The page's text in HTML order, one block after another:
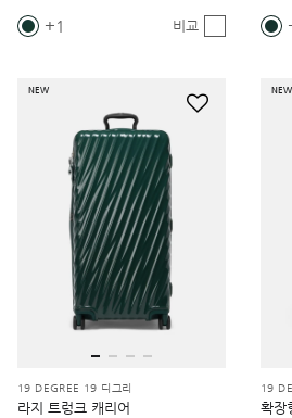
1 비교
NEW
19 DEGREE 19 디그리
라지 트렁크 캐리어
NEW
19
확장